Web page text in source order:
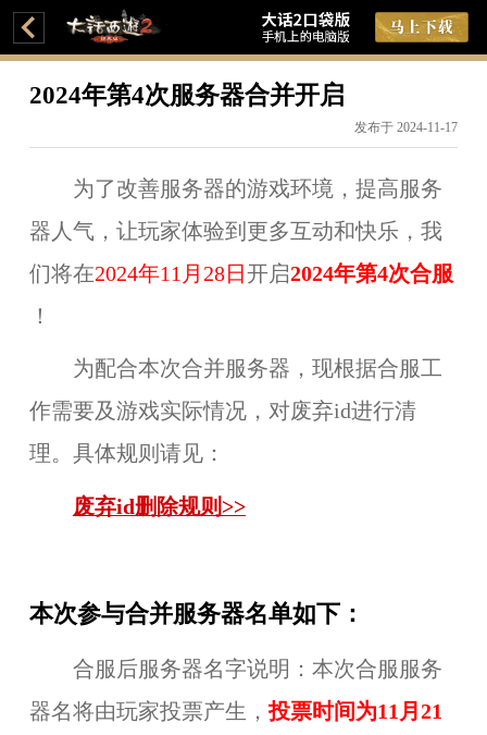
2024年第4次服务器合并开启
发布于 2024-11-17
为了改善服务器的游戏环境，提高服务
器人气，让玩家体验到更多互动和快乐，我
们将在2024年11月28日 开启2024年第4次合服
！
为配合本次合并服务器，现根据合服工
作需要及游戏实际情况，对废弃id进行清
理。具体规则请见：
废弃id删除规则>>
本次参与合并服务器名单如下：
合服后服务器名字说明：本次合服服务
器名将由玩家投票产生， 投票时间为11月21